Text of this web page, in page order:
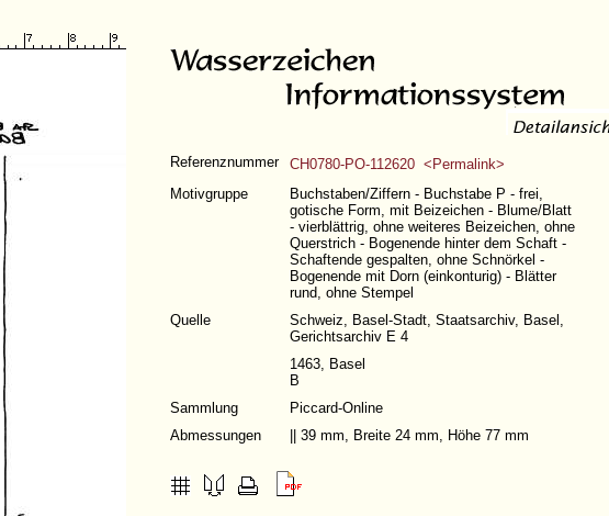
Referenznummer
CH0780-PO-112620 <Permalink>
Motivgruppe
Buchstaben/Ziffern - Buchstabe P - frei,
gotische Form, mit Beizeichen - Blume/Blatt
- vierblättrig, ohne weiteres Beizeichen, ohne
Querstrich - Bogenende hinter dem Schaft -
Schaftende gespalten, ohne Schnörkel -
Bogenende mit Dorn (einkonturig) - Blätter
rund, ohne Stempel
Quelle
Schweiz, Basel-Stadt, Staatsarchiv, Basel,
Gerichtsarchiv E 4
1463, Basel
B
Sammlung
Piccard-Online
Abmessungen
|| 39 mm, Breite 24 mm, Höhe 77 mm